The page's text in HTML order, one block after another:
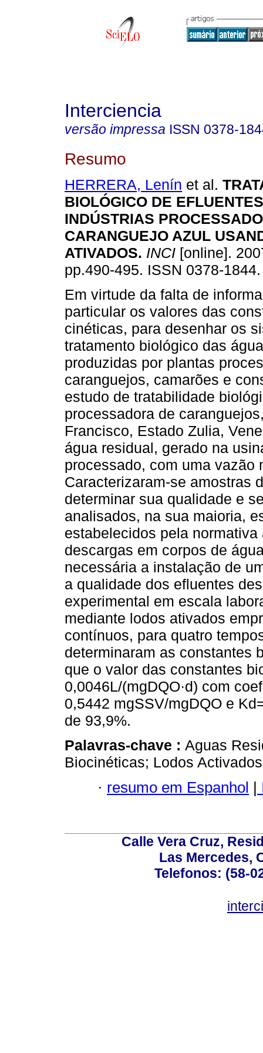
Interciencia
versão impressa ISSN 0378-
Resumo
HERRERA, Lenín et al.
BIOLÓGICO DE
INDÚSTRIAS
CARANGUEJO AZUL
ATIVADOS. INCI [online].
pp.490-495. ISSN 0378-1844.
Em virtude da falta de
particular os valores das
cinéticas, para desenhar os
tratamento biológico das
produzidas por plantas
caranguejos, camarões e
estudo de tratabilidade
processadora de
Francisco, Estado Zulia,
água residual, gerado na
processado, com uma vazão
Caracterizaram-se amostras
determinar sua qualidade e
analisados, na sua maioria,
estabelecidos pela
descargas em corpos de
necessária a instalação de
a qualidade dos efluentes
experimental em escala
mediante lodos ativados
contínuos, para quatro
determinaram as constantes
que o valor das constantes
0,0046L/(mgDQO·d) com
0,5442 mgSSV/mgDQO e
de 93,9%.
Palavras-chave : Aguas
Biocinéticas; Lodos
· resumo em Espanhol |
Calle Vera Cruz,
Las Mercedes,
Telefonos: (58-